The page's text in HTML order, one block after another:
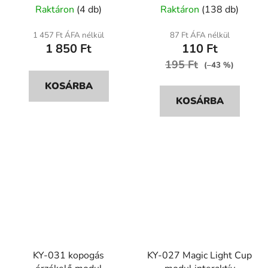
termék
átlagos
értékelése
ből
Raktáron (4 db)
1 457 Ft ÁFA nélkül
1 850 Ft
KOSÁRBA
Raktáron (138 db)
87 Ft ÁFA nélkül
110 Ft
195 Ft (–43 %)
KOSÁRBA
KY-031 kopogás
KY-027 Magic Light Cup